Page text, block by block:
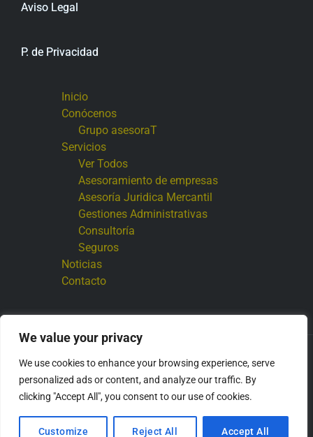
We value your privacy
We use cookies to enhance your browsing experience, serve
personalized ads or content, and analyze our traffic. By
clicking "Accept All", you consent to our use of cookies.
Customize Reject All Accept All
Aviso Legal
P. de Privacidad
Inicio
Conócenos
Grupo asesoraT
Servicios
Ver Todos
Asesoramiento de empresas
Asesoría Juridica Mercantil
Gestiones Administrativas
Consultoría
Seguros
Noticias
Contacto
Copyright © 2026 Grupo asesoraT
E
n
v
F
a
T
w
i
n